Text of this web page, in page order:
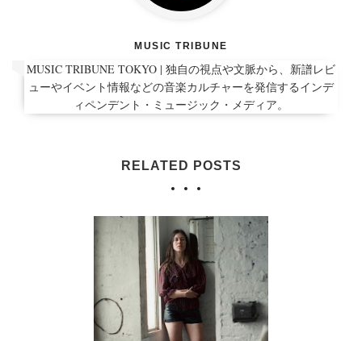
MUSIC TRIBUNE
MUSIC TRIBUNE TOKYO | 独自の視点や文脈から、新譜レビ
ューやイベント情報などの音楽カルチャーを発信するインデ
ィペンデント・ミュージック・メディア。
RELATED POSTS